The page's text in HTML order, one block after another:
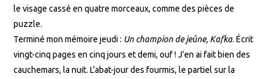
le visage cassé en quatre morceaux, comme des pièces de
puzzle.
Terminé mon mémoire jeudi : Un champion de jeûne, Kafka. Écrit
vingt-cinq pages en cinq jours et demi, ouf ! J’en ai fait bien des
cauchemars, la nuit. L’abat-jour des fourmis, le partiel sur la